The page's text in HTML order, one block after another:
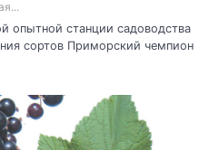
опытной станции садоводства
сортов Приморский чемпион